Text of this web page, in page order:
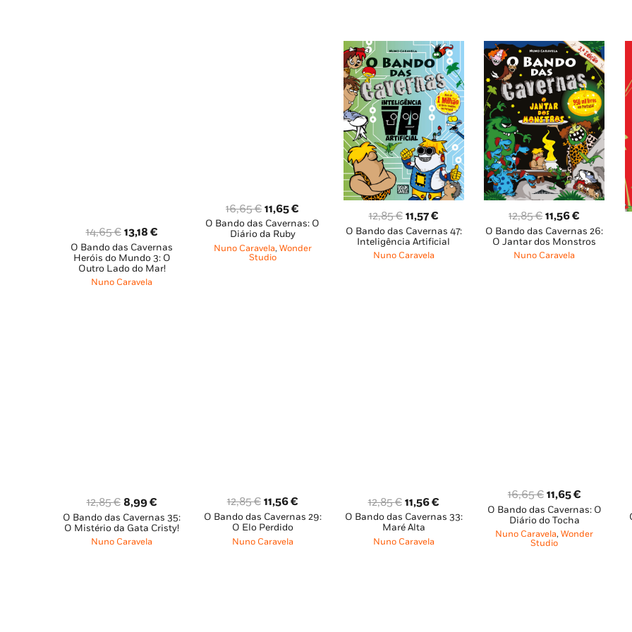
14,65€ O
preço
original
era:
13,18 €O
preço
atual
O Bando das Cavernas
Heróis do Mundo 3: O
Outro Lado do Mar!
Nuno Caravela
16,65€O
preço
original
era:
11,65€
preço
atual
O Bando das Cavernas: O
Diário da Ruby
Nuno Caravela, Wonder
Studio
12,85€ O
preço
original
11,57€O
preço
atual
O Bando das Cavernas 47:
Inteligência Artificial
Nuno Caravela
12,85€O
preço
original
11,56€
preço
atual
O Bando das Cavernas 26:
O Jantar dos Monstros
Nuno Caravela
12,85€ O
preço
original
8,99€O
preço
atual
O Bando das Cavernas 35:
O Mistério da Gata Cristy!
Nuno Caravela
12,85€ O
preço
original
11,56€O
preço
O Bando das Cavernas 29:
O Elo Perdido
Nuno Caravela
12,85€ O
preço
original
11,56€O
preço
O Bando das Cavernas 33:
Maré Alta
Nuno Caravela
16,65€ O
preço
original
era:
11,65€O
preço
atual
O Bando das Cavernas: O
Diário do Tocha
Nuno Caravela,Wonder
Studio